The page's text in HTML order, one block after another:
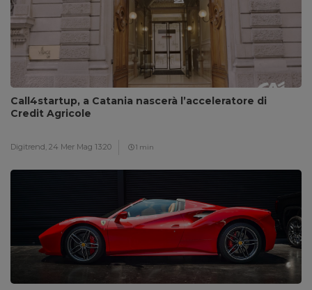
Call4startup, a Catania nascerà l’acceleratore di
Credit Agricole
Digitrend, 24 Mer Mag 13:20 1 min